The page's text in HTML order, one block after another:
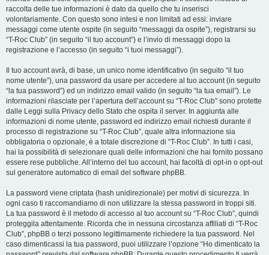
raccolta delle tue informazioni è dato da quello che tu inserisci
volontariamente. Con questo sono intesi e non limitati ad essi: inviare
messaggi come utente ospite (in seguito “messaggi da ospite”), registrarsi su
“T-Roc Club” (in seguito “il tuo account”) e l’invio di messaggi dopo la
registrazione e l’accesso (in seguito “i tuoi messaggi”).
Il tuo account avrà, di base, un unico nome identificativo (in seguito “il tuo
nome utente”), una password da usare per accedere al tuo account (in seguito
“la tua password”) ed un indirizzo email valido (in seguito “la tua email”). Le
informazioni rilasciate per l’apertura dell’account su “T-Roc Club” sono protette
dalle Leggi sulla Privacy dello Stato che ospita il server. In aggiunta alle
informazioni di nome utente, password ed indirizzo email richiesti durante il
processo di registrazione su “T-Roc Club”, quale altra informazione sia
obbligatoria o opzionale, è a totale discrezione di “T-Roc Club”. In tutti i casi,
hai la possibilità di selezionare quali delle informazioni che hai fornito possano
essere rese pubbliche. All’interno del tuo account, hai facoltà di opt-in o opt-out
sul generatore automatico di email del software phpBB.
La password viene criptata (hash unidirezionale) per motivi di sicurezza. In
ogni caso ti raccomandiamo di non utilizzare la stessa password in troppi siti.
La tua password è il metodo di accesso al tuo account su “T-Roc Club”, quindi
proteggila attentamente. Ricorda che in nessuna circostanza affiliati di “T-Roc
Club”, phpBB o terzi possono legittimamente richiedere la tua password. Nel
caso dimenticassi la tua password, puoi utilizzare l’opzione “Ho dimenticato la